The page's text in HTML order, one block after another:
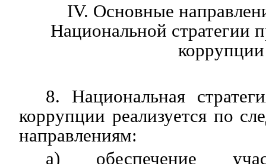
IV. Основные
Национальной стратегии
коррупции
8. Национальная
коррупции реализуется по
направлениям:
а) обеспечение